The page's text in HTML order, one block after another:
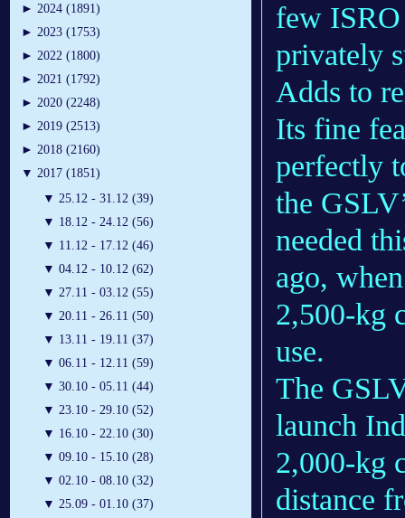
► 2024 (1891)
► 2023 (1753)
► 2022 (1800)
► 2021 (1792)
► 2020 (2248)
► 2019 (2513)
► 2018 (2160)
▼ 2017 (1851)
▼ 25.12 - 31.12 (39)
▼ 18.12 - 24.12 (56)
▼ 11.12 - 17.12 (46)
▼ 04.12 - 10.12 (62)
▼ 27.11 - 03.12 (55)
▼ 20.11 - 26.11 (50)
▼ 13.11 - 19.11 (37)
▼ 06.11 - 12.11 (59)
▼ 30.10 - 05.11 (44)
▼ 23.10 - 29.10 (52)
▼ 16.10 - 22.10 (30)
▼ 09.10 - 15.10 (28)
▼ 02.10 - 08.10 (32)
▼ 25.09 - 01.10 (37)
few
privately
Adds to
Its fine
perfectly
the
needed
ago,
2,500-kg
use.
The
launch
2,000-kg
distance